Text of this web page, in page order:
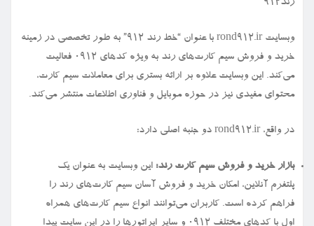
رند912
وبسایت rond912.ir با عنوان “خط رند ۹۱۲” به طور تخصصی در زمینه
خرید و فروش سیم کارت‌های رند به ویژه کدهای ۰۹۱۲ فعالیت
می‌کند. این وبسایت علاوه بر ارائه بستری برای معاملات سیم کارت،
محتوای مفیدی نیز در حوزه موبایل و فناوری اطلاعات منتشر می‌کند.
در واقع، rond912.ir دو جنبه اصلی دارد:
بازار خرید و فروش سیم کارت رند: این وبسایت به عنوان یک
پلتفرم آنلاین، امکان خرید و فروش آسان سیم کارت‌های رند را
فراهم کرده است. کاربران می‌توانند انواع سیم کارت‌های همراه
اول با کدهای مختلف ۰۹۱۲ و سایر اپراتورها را در این سایت پیدا